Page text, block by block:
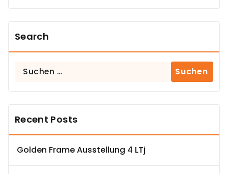
Search
Suchen
Recent Posts
Golden Frame Ausstellung 4 LTj